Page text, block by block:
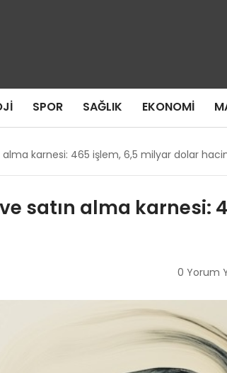
SPOR SAĞLIK EKONOMI
alma karnesi: 465 işlem, 6,5 milyar dolar
satın alma
0 Yorum